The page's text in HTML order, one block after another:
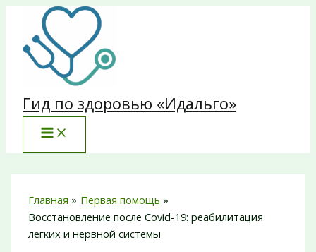
Перейти
содержимому
Гид по здоровью «Идальго»
Главная
Первая помощь
Восстановление после Covid-19: реабилитация
легких и нервной системы